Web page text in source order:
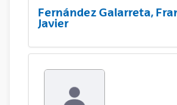
Fernández Galarreta,
Javier